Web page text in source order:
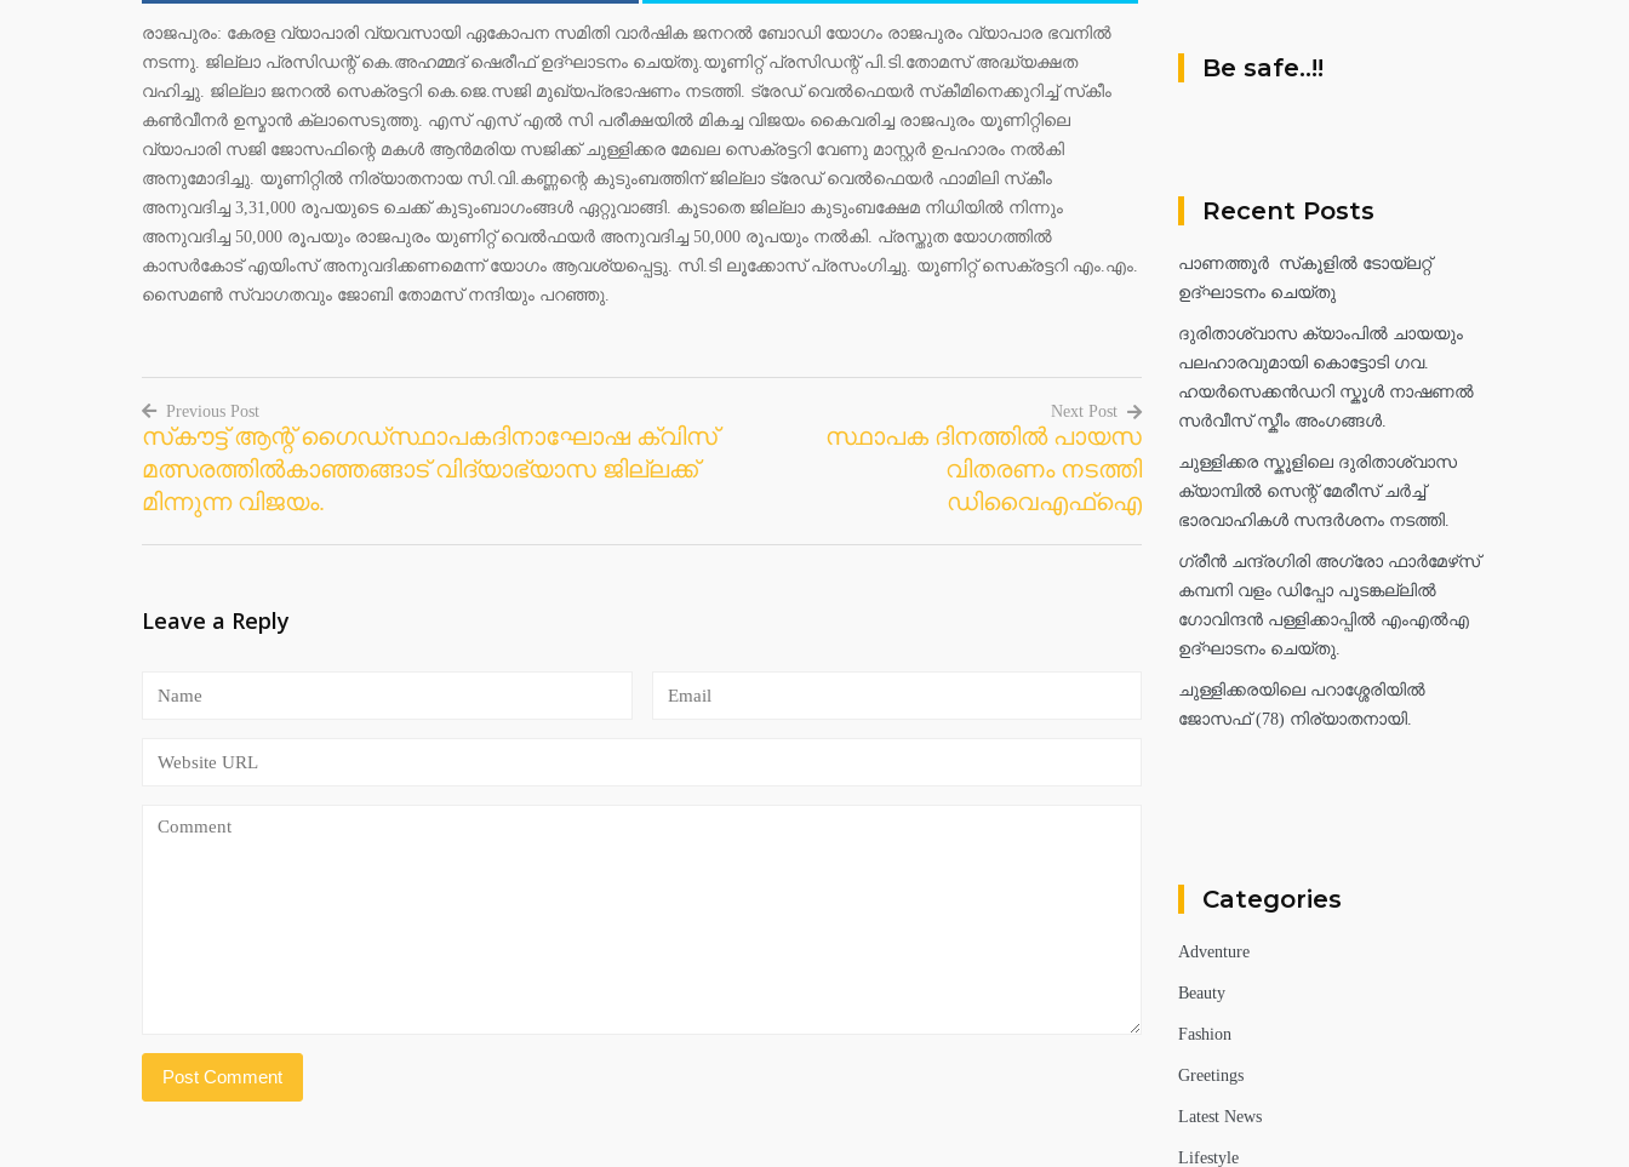
രാജപുരം: കേരള വ്യാപാരി വ്യവസായി ഏകോപന സമിതി വാര്‍ഷിക ജനറല്‍ ബോഡി യോഗം രാജപുരം വ്യാപാര ഭവനില്‍
നടന്നു. ജില്ലാ പ്രസിഡന്റ് കെ.അഹമ്മദ് ഷെരീഫ് ഉദ്ഘാടനം ചെയ്തു.യൂണിറ്റ് പ്രസിഡന്റ് പി.ടി.തോമസ് അദ്ധ്യക്ഷത
വഹിച്ചു. ജില്ലാ ജനറല്‍ സെക്രട്ടറി കെ.ജെ.സജി മുഖ്യപ്രഭാഷണം നടത്തി. ട്രേഡ് വെല്‍ഫെയര്‍ സ്‌കീമിനെക്കുറിച്ച് സ്‌കീം
കണ്‍വീനര്‍ ഉസ്മാന്‍ ക്ലാസെടുത്തു. എസ് എസ് എല്‍ സി പരീക്ഷയില്‍ മികച്ച വിജയം കൈവരിച്ച രാജപുരം യൂണിറ്റിലെ
വ്യാപാരി സജി ജോസഫിന്റെ മകള്‍ ആന്‍മരിയ സജിക്ക് ചുള്ളിക്കര മേഖല സെക്രട്ടറി വേണു മാസ്റ്റര്‍ ഉപഹാരം നല്‍കി
അനുമോദിച്ചു. യൂണിറ്റില്‍ നിര്യാതനായ സി.വി.കണ്ണന്റെ കുടുംബത്തിന് ജില്ലാ ട്രേഡ് വെല്‍ഫെയര്‍ ഫാമിലി സ്‌കീം
അനുവദിച്ച 3,31,000 രൂപയുടെ ചെക്ക് കുടുംബാഗംങ്ങള്‍ ഏറ്റുവാങ്ങി. കൂടാതെ ജില്ലാ കുടുംബക്ഷേമ നിധിയില്‍ നിന്നും
അനുവദിച്ച 50,000 രൂപയും രാജപുരം യുണിറ്റ് വെല്‍ഫയര്‍ അനുവദിച്ച 50,000 രൂപയും നല്‍കി. പ്രസ്തുത യോഗത്തില്‍
കാസര്‍കോട് എയിംസ് അനുവദിക്കണമെന്ന് യോഗം ആവശ്യപ്പെട്ടു. സി.ടി ലൂക്കോസ് പ്രസംഗിച്ചു. യൂണിറ്റ് സെക്രട്ടറി എം.എം.
സൈമണ്‍ സ്വാഗതവും ജോബി തോമസ് നന്ദിയും പറഞ്ഞു.
Post
navigation
Previous Post
സ്‌കൗട്ട് ആന്റ് ഗൈഡ്സ്ഥാപകദിനാഘോഷ ക്വിസ്
മത്സരത്തില്‍കാഞ്ഞങ്ങാട് വിദ്യാഭ്യാസ ജില്ലക്ക്
മിന്നുന്ന വിജയം.
Next Post
സ്ഥാപക ദിനത്തില്‍ പായസ
വിതരണം നടത്തി
ഡിവൈഎഫ്‌ഐ
Leave a Reply
Be safe..!!
Recent Posts
പാണത്തൂർ സ്‌കൂളിൽ ടോയ്ലറ്റ്
ഉദ്ഘാടനം ചെയ്തു
ദുരിതാശ്വാസ ക്യാംപിൽ ചായയും
പലഹാരവുമായി കൊട്ടോടി ഗവ.
ഹയർസെക്കൻഡറി സ്കൂൾ നാഷണൽ
സർവീസ് സ്കീം അംഗങ്ങൾ.
ചുള്ളിക്കര സ്കൂളിലെ ദുരിതാശ്വാസ
ക്യാമ്പിൽ സെന്റ് മേരീസ് ചർച്ച്
ഭാരവാഹികൾ സന്ദർശനം നടത്തി.
ഗ്രീൻ ചന്ദ്രഗിരി അഗ്രോ ഫാർമേഴ്‌സ്
കമ്പനി വളം ഡിപ്പോ പൂടങ്കല്ലിൽ
ഗോവിന്ദൻ പള്ളിക്കാപ്പിൽ എംഎൽഎ
ഉദ്ഘാടനം ചെയ്തു.
ചുള്ളിക്കരയിലെ പറാശ്ശേരിയിൽ
ജോസഫ് (78) നിര്യാതനായി.
Categories
Adventure
Beauty
Fashion
Greetings
Latest News
Lifestyle